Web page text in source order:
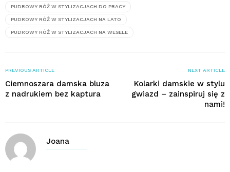
PUDROWY RÓŻ W STYLIZACJACH DO PRACY
PUDROWY RÓŻ W STYLIZACJACH NA LATO
PUDROWY RÓŻ W STYLIZACJACH NA WESELE
PREVIOUS ARTICLE
Ciemnoszara damska bluza
z nadrukiem bez kaptura
NEXT ARTICLE
Kolarki damskie w stylu
gwiazd – zainspiruj się z
nami!
Joana